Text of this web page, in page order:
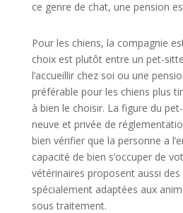
ce genre de chat, une pension
Pour les chiens, la compagnie
choix est plutôt entre un pet-
l’accueillir chez soi ou une
préférable pour les chiens plus
à bien le choisir. La figure du
neuve et privée de
bien vérifier que la personne a
capacité de bien s’occuper de
vétérinaires proposent aussi
spécialement adaptées aux
sous traitement.